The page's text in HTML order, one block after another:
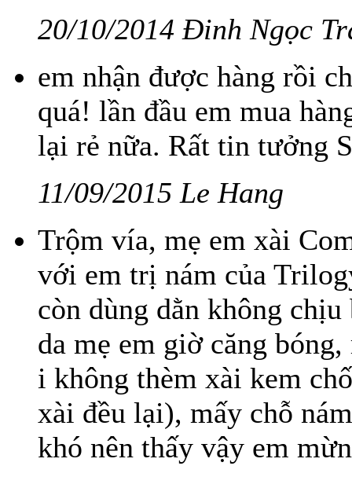
20/10/2014 Đinh Ngọc
em nhận được hàng rồi
quá! lần đầu em mua
lại rẻ nữa. Rất tin tưởng
11/09/2015 Le Hang
Trộm vía, mẹ em xài
với em trị nám của
còn dùng dằn không
da mẹ em giờ căng
i không thèm xài kem
xài đều lại), mấy chỗ
khó nên thấy vậy em